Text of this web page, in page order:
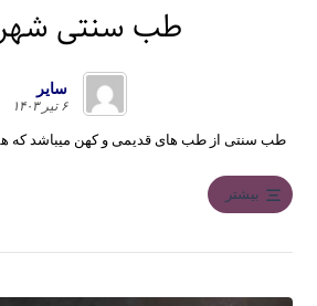
طب سنتی
سایر
۶ تیر ۱۴۰۳
طب سنتی از طب های قدیمی و کهن میباشد که
بیشتر